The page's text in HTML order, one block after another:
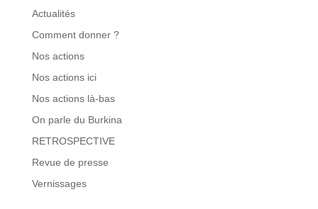
Actualités
Comment donner ?
Nos actions
Nos actions ici
Nos actions là-bas
On parle du Burkina
RETROSPECTIVE
Revue de presse
Vernissages